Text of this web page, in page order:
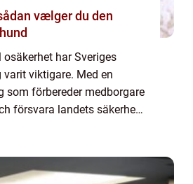
vælger du den
har Sveriges
varit viktigare. Med en
som förbereder medborgare
försvara landets säkerhet